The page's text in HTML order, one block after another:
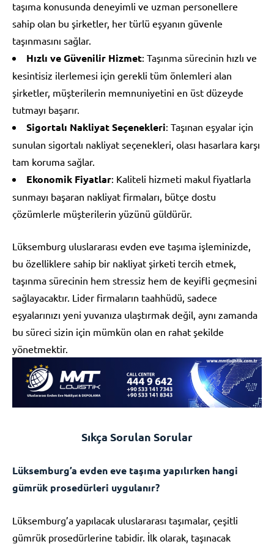
taşıma konusunda deneyimli ve uzman personellere
sahip olan bu şirketler, her türlü eşyanın güvenle
taşınmasını sağlar.
Hızlı ve Güvenilir Hizmet: Taşınma sürecinin hızlı ve
kesintisiz ilerlemesi için gerekli tüm önlemleri alan
şirketler, müşterilerin memnuniyetini en üst düzeyde
tutmayı başarır.
Sigortalı Nakliyat Seçenekleri: Taşınan eşyalar için
sunulan sigortalı nakliyat seçenekleri, olası hasarlara karşı
tam koruma sağlar.
Ekonomik Fiyatlar: Kaliteli hizmeti makul fiyatlarla
sunmayı başaran nakliyat firmaları, bütçe dostu
çözümlerle müşterilerin yüzünü güldürür.
Lüksemburg uluslararası evden eve taşıma işleminizde,
bu özelliklere sahip bir nakliyat şirketi tercih etmek,
taşınma sürecinin hem stressiz hem de keyifli geçmesini
sağlayacaktır. Lider firmaların taahhüdü, sadece
eşyalarınızı yeni yuvanıza ulaştırmak değil, aynı zamanda
bu süreci sizin için mümkün olan en rahat şekilde
yönetmektir.
Sıkça Sorulan Sorular
Lüksemburg’a evden eve taşıma yapılırken hangi
gümrük prosedürleri uygulanır?
Lüksemburg’a yapılacak uluslararası taşımalar, çeşitli
gümrük prosedürlerine tabidir. İlk olarak, taşınacak